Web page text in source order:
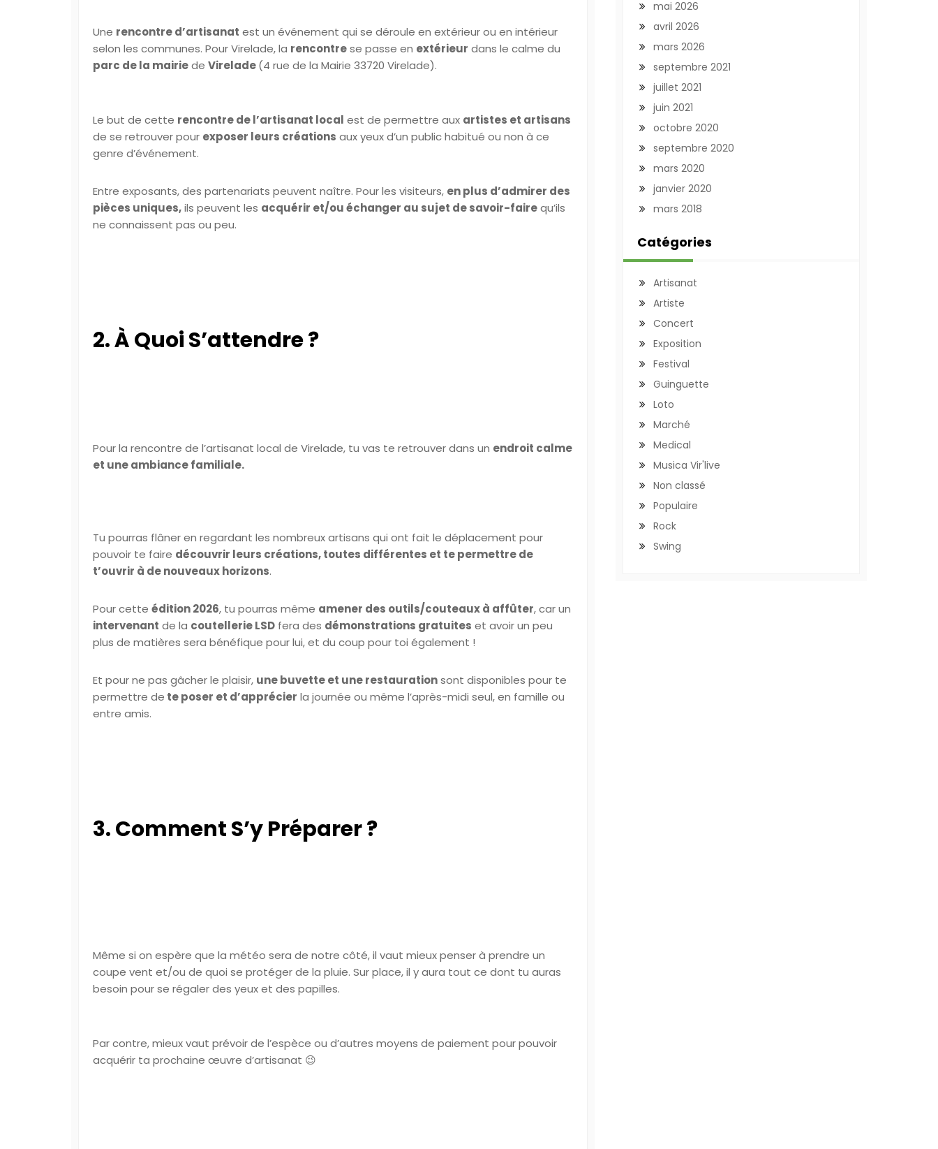
Une rencontre d’artisanat est un événement qui se déroule en extérieur ou en intérieur
selon les communes. Pour Virelade, la rencontrese passe en extérieur dans le calme du
parc de la mairiede Virelade(4 rue de la Mairie 33720 Virelade).
Le but de cette rencontre de l’artisanat local est de permettre aux artistes et artisans
de se retrouver pour exposer leurs créations aux yeux d’un public habitué ou non à ce
genre d’événement.
Entre exposants, des partenariats peuvent naître. Pour les visiteurs, en plus d’admirer des
pièces uniques,ils peuvent les acquérir et/ou échanger au sujet de savoir-fairequ’ils
ne connaissent pas ou peu.
2. À Quoi S’attendre ?
Pour la rencontre de l’artisanat local de Virelade, tu vas te retrouver dans un endroit calme
et une ambiance familiale.
Tu pourras flâner en regardant les nombreux artisans qui ont fait le déplacement pour
pouvoir te faire découvrir leurs créations, toutes différentes et te permettre de
t’ouvrir à de nouveaux horizons.
Pour cette édition 2026, tu pourras même amener des outils/couteaux à affûter, car un
intervenant de la coutellerie LSD fera des démonstrations gratuites et avoir un peu
plus de matières sera bénéfique pour lui, et du coup pour toi également !
Et pour ne pas gâcher le plaisir, une buvette et une restaurationsont disponibles pour te
permettre de te poser et d’apprécier la journée ou même l’après-midi seul, en famille ou
entre amis.
3. Comment S’y Préparer ?
Même si on espère que la météo sera de notre côté, il vaut mieux penser à prendre un
coupe vent et/ou de quoi se protéger de la pluie. Sur place, il y aura tout ce dont tu auras
besoin pour se régaler des yeux et des papilles.
Par contre, mieux vaut prévoir de l’espèce ou d’autres moyens de paiement pour pouvoir
acquérir ta prochaine œuvre d’artisanat 😉
mai 2026
avril 2026
mars 2026
septembre 2021
juillet 2021
juin 2021
octobre 2020
septembre 2020
mars 2020
janvier 2020
mars 2018
Catégories
Artisanat
Artiste
Concert
Exposition
Festival
Guinguette
Loto
Marché
Medical
Musica Vir'live
Non classé
Populaire
Rock
Swing